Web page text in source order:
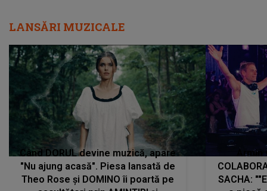
LANSĂRI MUZICALE
Când DORUL devine muzică, apare
"Nu ajung acasă". Piesa lansată de
Theo Rose și DOMINO îi poartă pe
SACHA: